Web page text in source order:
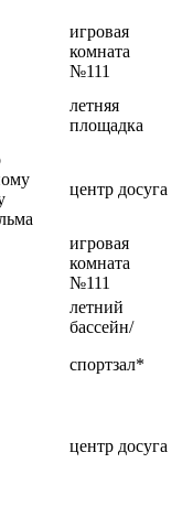
игровая
комната
№111
летняя
площадка
центр досуга
игровая
комната
№111
летний
бассейн/
спортзал*
центр досуга